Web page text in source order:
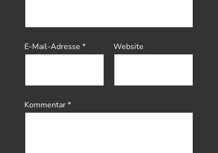
Kommentar*
E-Mail-Adresse* Website